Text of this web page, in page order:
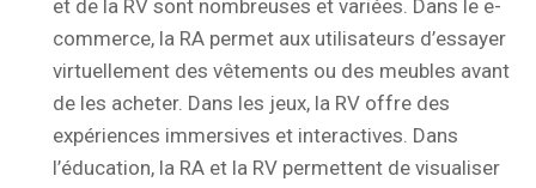
et de la RV sont nombreuses et variées. Dans le e-
commerce, la RA permet aux utilisateurs d’essayer
virtuellement des vêtements ou des meubles avant
de les acheter. Dans les jeux, la RV offre des
expériences immersives et interactives. Dans
l’éducation, la RA et la RV permettent de visualiser